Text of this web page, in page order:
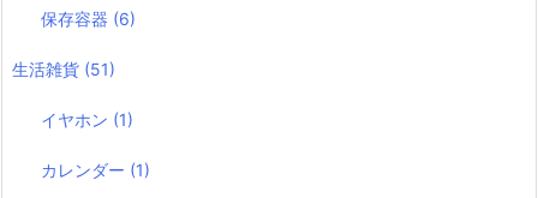
保存容器 (6)
生活雑貨 (51)
イヤホン (1)
カレンダー (1)